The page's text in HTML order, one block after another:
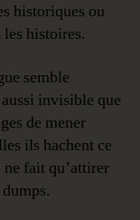
historiques ou
les histoires.
semble
invisible que
de mener
ils hachent ce
fait qu’attirer